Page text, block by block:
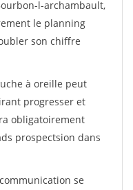
l-archambault,
le planning
son chiffre
à oreille peut
progresser et
obligatoirement
prospectsion dans
se